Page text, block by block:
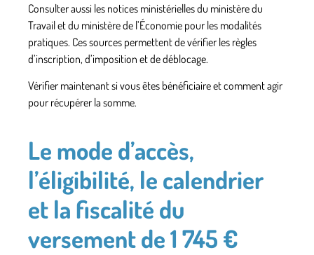
Consulter aussi les notices ministérielles du ministère du
Travail et du ministère de l’Économie pour les modalités
pratiques. Ces sources permettent de vérifier les règles
d’inscription, d’imposition et de déblocage.
Vérifier maintenant si vous êtes bénéficiaire et comment agir
pour récupérer la somme.
Le mode d’accès,
l’éligibilité, le calendrier
et la fiscalité du
versement de 1 745 €